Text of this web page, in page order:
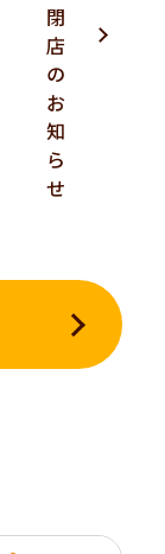
閉
店
の
お
知
ら
せ